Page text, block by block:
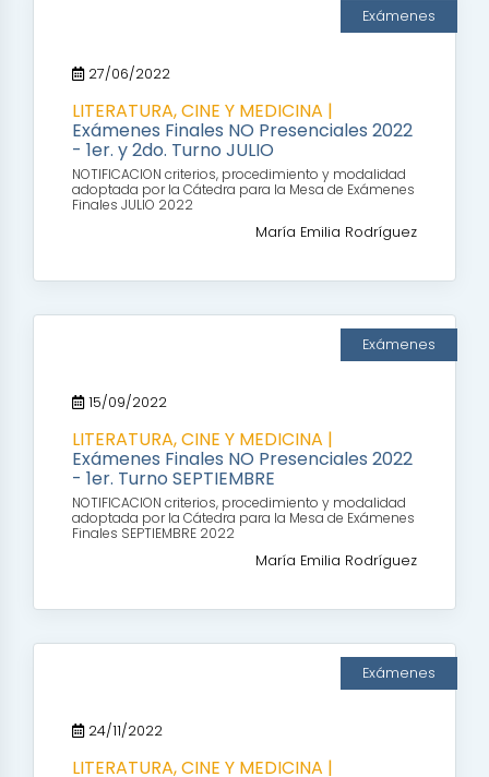
Exámenes
27/06/2022
LITERATURA, CINE Y MEDICINA |
Exámenes Finales NO Presenciales 2022
- 1er. y 2do. Turno JULIO
NOTIFICACION criterios, procedimiento y modalidad
adoptada por la Cátedra para la Mesa de Exámenes
Finales JULIO 2022
María Emilia Rodríguez
Exámenes
15/09/2022
LITERATURA, CINE Y MEDICINA |
Exámenes Finales NO Presenciales 2022
- 1er. Turno SEPTIEMBRE
NOTIFICACION criterios, procedimiento y modalidad
adoptada por la Cátedra para la Mesa de Exámenes
Finales SEPTIEMBRE 2022
María Emilia Rodríguez
Exámenes
24/11/2022
LITERATURA, CINE Y MEDICINA |